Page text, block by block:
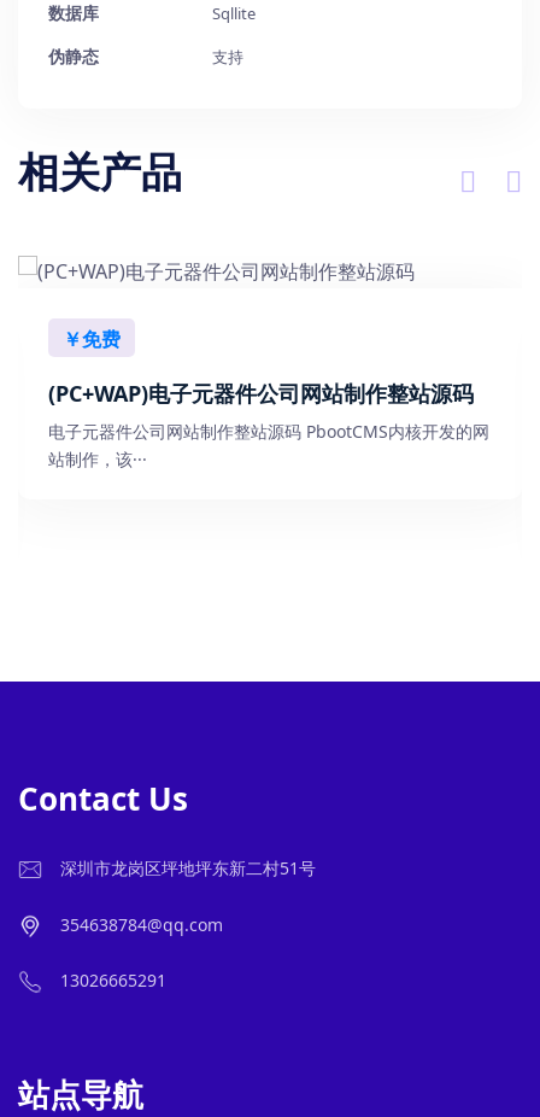
数据库 Sqllite
伪静态 支持
相关产品
￥免费
(PC+WAP)电子元器件公司网站制作整站源码
电子元器件公司网站制作整站源码 PbootCMS内核开发的网
站制作，该···
Contact Us
深圳市龙岗区坪地坪东新二村51号
354638784@qq.com
13026665291
站点导航